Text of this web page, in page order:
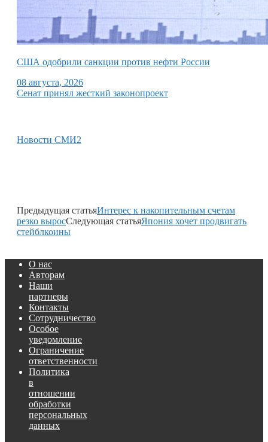
США одобрили санкции против нефти России
08 августа, 2026
Сенат принял жесткий законопроект
Новости СМИ2
Предыдущая статьяИнтерес к накопительным счетам
резко выросСледующая статьяЯпония хочет продвигать
стейблкоины
О нас
Авторам
Наши
партнеры
Контакты
Сотрудничество
Особое
уведомление
Ограничение
ответственности
Политика
в
отношении
обработки
персональных
данных